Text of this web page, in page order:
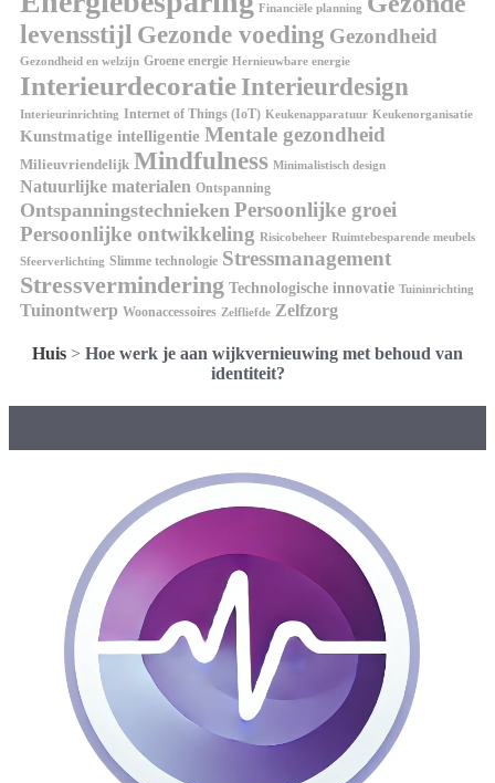
Financiële planning
levensstijl Gezonde voeding Gezondheid
Gezondheid en welzijn Groene energie Hernieuwbare energie
InterieurdecoratieInterieurdesign
Interieurinrichting Internet of Things (IoT) Keukenapparatuur Keukenorganisatie
Kunstmatige intelligentie Mentale gezondheid
Milieuvriendelijk Mindfulness Minimalistisch design
Natuurlijke materialen Ontspanning
Ontspanningstechnieken Persoonlijke groei
Persoonlijke ontwikkeling Risicobeheer Ruimtebesparende meubels
Sfeerverlichting Slimme technologie Stressmanagement
Stressvermindering Technologische innovatie Tuininrichting
Tuinontwerp Woonaccessoires Zelfliefde Zelfzorg
Huis > Hoe werk je aan wijkvernieuwing met behoud van
identiteit?